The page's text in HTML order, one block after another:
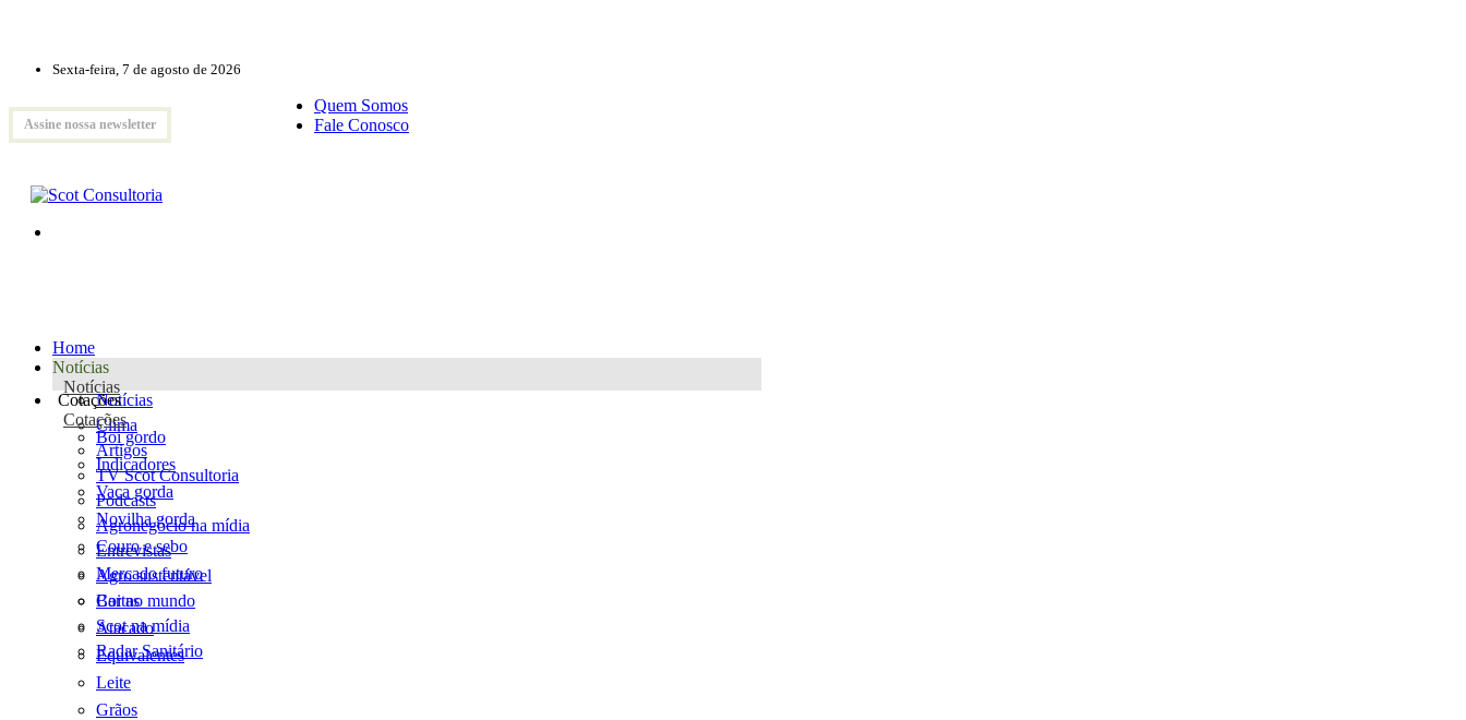
Sexta-feira, 7 de agosto de 2026
Assine nossa newsletter
Quem Somos
Fale Conosco
Home
Notícias
Notícias
Notícias
Clima
Artigos
TV Scot Consultoria
Podcasts
Agronegócio na mídia
Entrevistas
Agro sustentável
Cartas
Scot na mídia
Radar Sanitário
Cotações
Cotações
Boi gordo
Indicadores
Vaca gorda
Novilha gorda
Couro e sebo
Mercado futuro
Boi no mundo
Atacado
Equivalentes
Leite
Grãos